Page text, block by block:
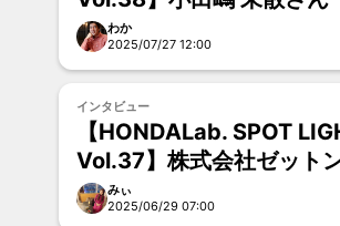
わか
2025/07/27 12:00
インタビュー
【HONDALab. SPOT
Vol.37】株式会社ゼット
みぃ
2025/06/29 07:00